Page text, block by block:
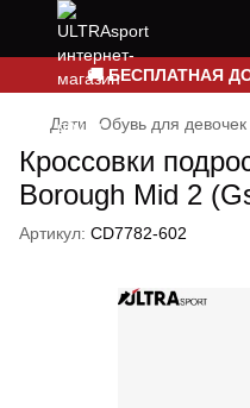
🚚 БЕСПЛАТНАЯ
Дети Обувь для девочек
Кроссовки
Borough Mid 2
Артикул: CD7782-602